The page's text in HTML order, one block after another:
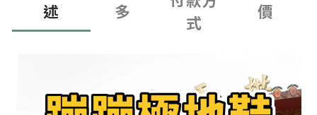
述
多
式
價